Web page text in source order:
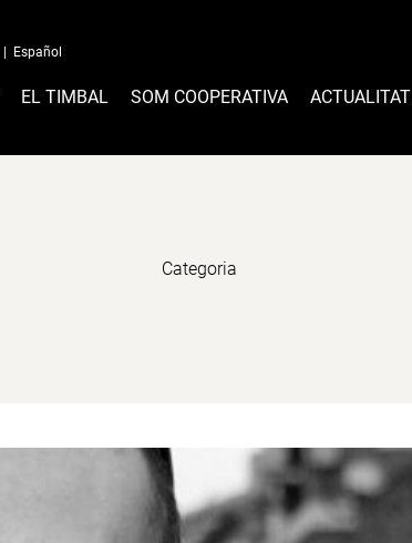
Español
EL TIMBAL SOM COOPERATIVA ACTUALITAT